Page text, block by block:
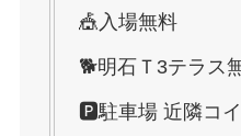
🎪入場無料
🐕明石Ｔ3テラス
🅿️駐車場 近隣コ